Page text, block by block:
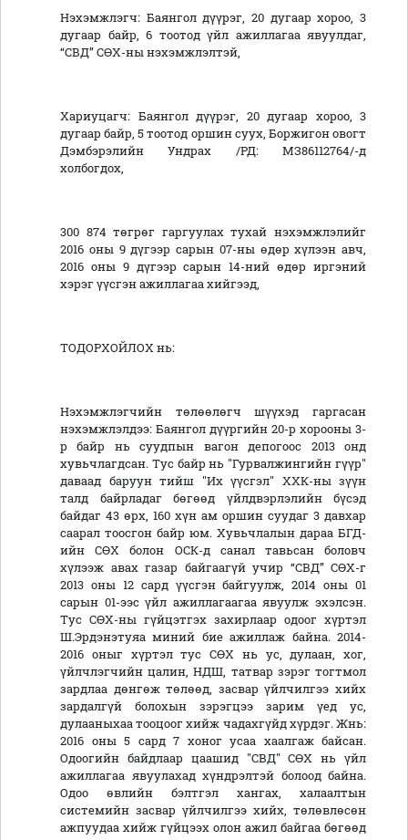
Нэхэмжлэгч: Баянгол дүүрэг, 20 дугаар хороо, 3
дугаар байр, 6 тоотод үйл ажиллагаа явуулдаг,
“СВД” СӨХ-ны нэхэмжлэлтэй,
Хариуцагч: Баянгол дүүрэг, 20 дугаар хороо, 3
дугаар байр, 5 тоотод оршин суух, Боржигон овогт
Дэмбэрэлийн Ундрах /РД: МЗ86112764/-д
холбогдох,
300 874 төгрөг гаргуулах тухай нэхэмжлэлийг
2016 оны 9 дүгээр сарын 07-ны өдөр хүлээн авч,
2016 оны 9 дүгээр сарын 14-ний өдөр иргэний
хэрэг үүсгэн ажиллагаа хийгээд,
ТОДОРХОЙЛОХ нь:
Нэхэмжлэгчийн төлөөлөгч шүүхэд гаргасан
нэхэмжлэлдээ: Баянгол дүүргийн 20-р хорооны 3-
р байр нь суудпын вагон депогоос 2013 онд
хувьчлагдсан. Тус байр нь "Гурвалжингийн гүүр"
даваад баруун тийш "Их үүсгэл" ХХК-ны зүүн
талд байрладаг бөгөөд үйлдвэрлэлийн бүсэд
байдаг 43 өрх, 160 хүн ам оршин суудаг 3 давхар
саарал тоосгон байр юм. Хувьчлалын дараа БГД-
ийн СӨХ болон ОСК-д санал тавьсан боловч
хүлээж авах газар байгаагүй учир “СВД” СӨХ-г
2013 оны 12 сард үүсгэн байгуулж, 2014 оны 01
сарын 01-ээс үйл ажиллагаагаа явуулж эхэлсэн.
Тус СӨХ-ны гүйцэтгэх захирлаар одоог хүртэл
Ш.Эрдэнэтуяа миний бие ажиллаж байна. 2014-
2016 оныг хүртэл тус СӨХ нь ус, дулаан, хог,
үйлчлэгчийн цалин, НДШ, татвар зэрэг тогтмол
зардлаа дөнгөж төлөөд, засвар үйлчилгээ хийх
зардалгүй болохын зэрэгцээ зарим үед ус,
дулааныхаа тооцоог хийж чадахгүйд хүрдэг. Жнь:
2016 оны 5 сард 7 хоног усаа хаалгаж байсан.
Одоогийн байдлаар цаашид "СВД" СӨХ нь үйл
ажиллагаа явуулахад хүндрэлтэй болоод байна.
Одоо өвлийн бэлтгэл хангах, халаалтын
системийн засвар үйлчилгээ хийх, төлөвлөсөн
ажпуудаа хийж гүйцээх олон ажил байгаа бөгөөд